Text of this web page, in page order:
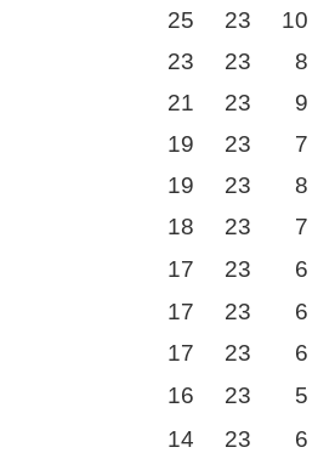
25 23 10
23 23 8
21 23 9
19 23 7
19 23 8
18 23 7
17 23 6
17 23 6
17 23 6
16 23 5
14 23 6